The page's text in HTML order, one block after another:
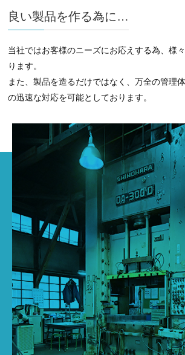
良い製品を作る為に…
当社ではお客様のニーズにお応えする為、様
ります。
また、製品を造るだけではなく、万全の管理
の迅速な対応を可能としております。